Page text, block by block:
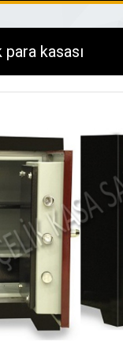
kasası